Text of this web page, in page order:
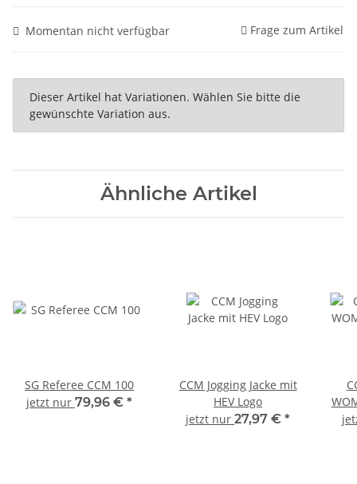
Momentan nicht verfügbar Frage zum Artikel
x
Dieser Artikel hat Variationen. Wählen Sie bitte die
gewünschte Variation aus.
Ähnliche Artikel
SG Referee CCM 100
jetzt nur 79,96 € *
CCM Jogging Jacke mit
HEV Logo
jetzt nur 27,97 € *